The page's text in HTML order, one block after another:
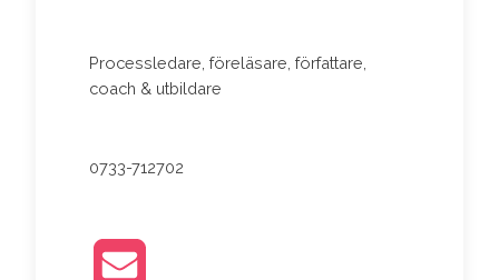
Processledare, föreläsare, författare,
coach & utbildare
0733-712702